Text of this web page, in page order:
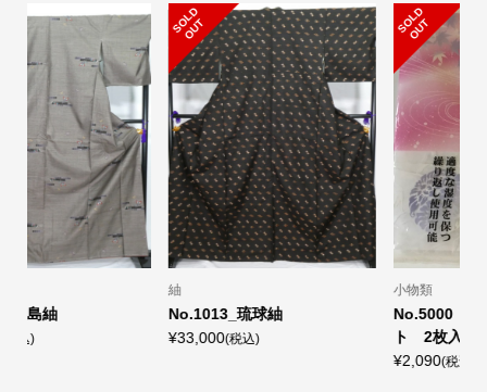
SO
L
D
O
UT
No.5000 きもの除湿シー
ト 2枚入り
S
O
L
D
O
U
T
No.1056_帯締め
¥5,500